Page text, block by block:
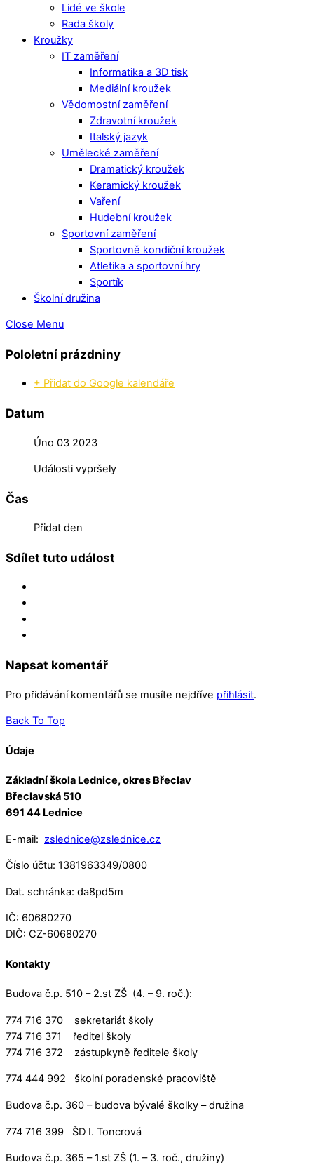
Lidé ve škole
Rada školy
Kroužky
IT zaměření
Informatika a 3D tisk
Mediální kroužek
Vědomostní zaměření
Zdravotní kroužek
Italský jazyk
Umělecké zaměření
Dramatický kroužek
Keramický kroužek
Vaření
Hudební kroužek
Sportovní zaměření
Sportovně kondiční kroužek
Atletika a sportovní hry
Sportík
Školní družina
Close Menu
Pololetní prázdniny
+ Přidat do Google kalendáře
Datum
Úno 03 2023
Události vypršely
Čas
Přidat den
Sdílet tuto událost
Napsat komentář
Pro přidávání komentářů se musíte nejdříve přihlásit.
Back To Top
Údaje
Základní škola Lednice, okres Břeclav
Břeclavská 510
691 44 Lednice
E-mail: zslednice@zslednice.cz
Číslo účtu: 1381963349/0800
Dat. schránka: da8pd5m
IČ: 60680270
DIČ: CZ-60680270
Kontakty
Budova č.p. 510 – 2.st ZŠ (4. – 9. roč.):
774 716 370 sekretariát školy
774 716 371 ředitel školy
774 716 372 zástupkyně ředitele školy
774 444 992 školní poradenské pracoviště
Budova č.p. 360 – budova bývalé školky – družina
774 716 399 ŠD I. Toncrová
Budova č.p. 365 – 1.st ZŠ (1. – 3. roč., družiny)